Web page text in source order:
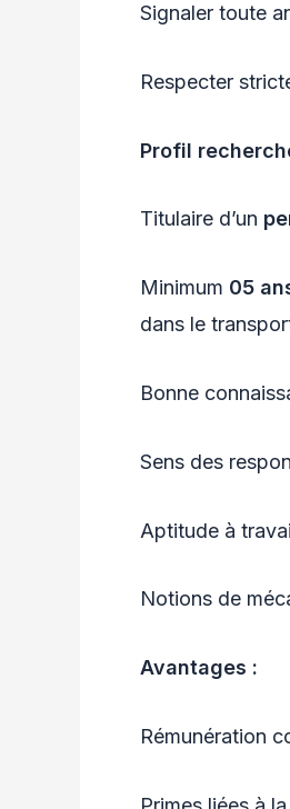
Signaler toute
Respecter
Profil
Titulaire d’un
Minimum 05
dans le
Bonne
Sens des
Aptitude à
Notions de
Avantages :
Rémunération